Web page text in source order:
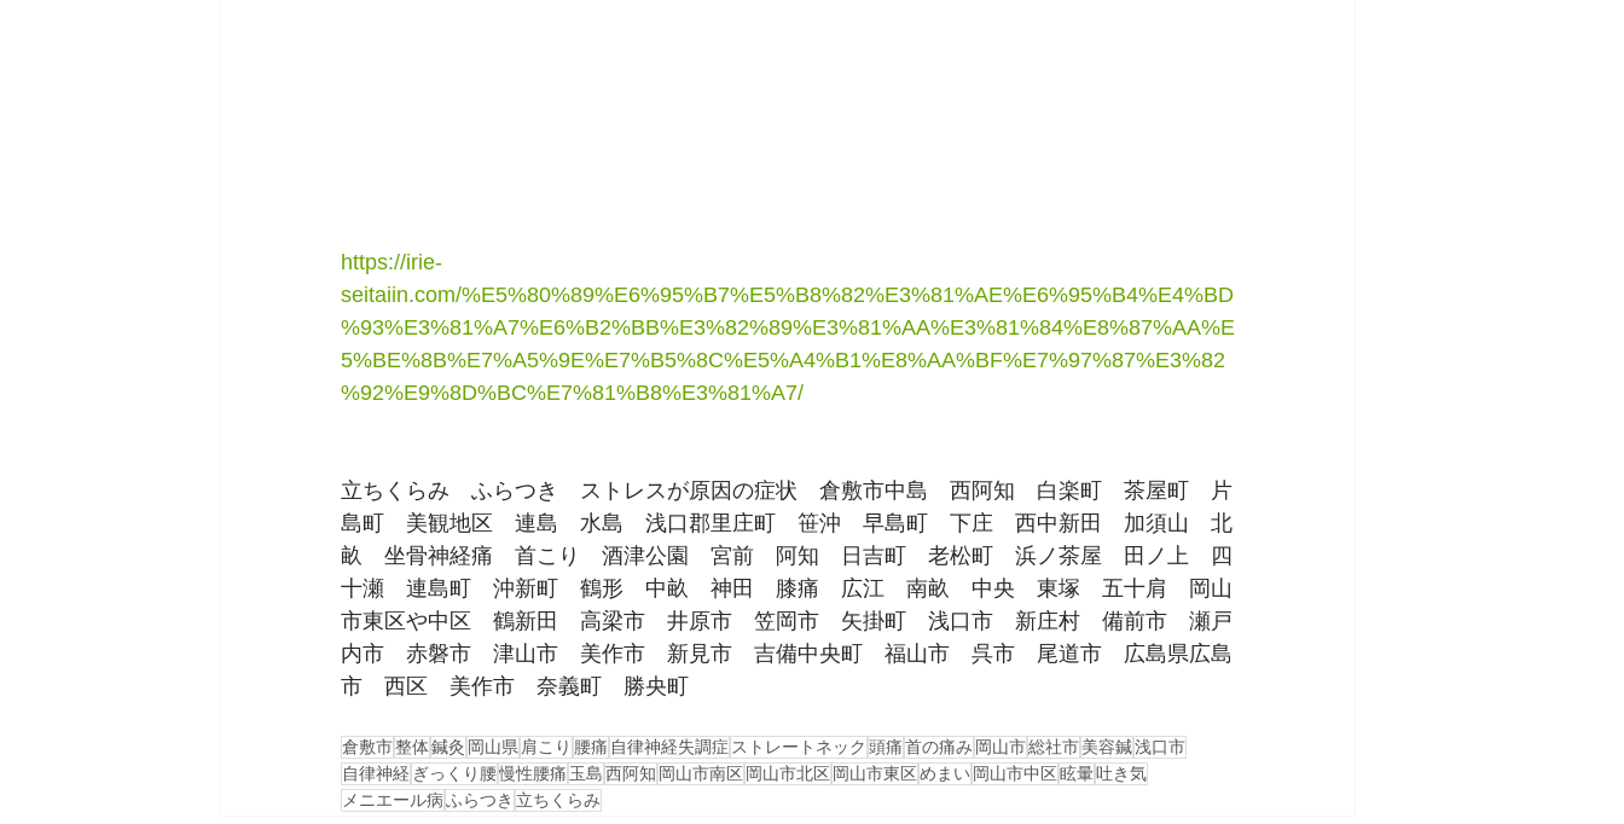
https://irie-
seitaiin.com/%E5%80%89%E6%95%B7%E5%B8%82%E3%81%AE%E6%95%B4%E4%BD
%93%E3%81%A7%E6%B2%BB%E3%82%89%E3%81%AA%E3%81%84%E8%87%AA%E
5%BE%8B%E7%A5%9E%E7%B5%8C%E5%A4%B1%E8%AA%BF%E7%97%87%E3%82
%92%E9%8D%BC%E7%81%B8%E3%81%A7/
立ちくらみ　ふらつき　ストレスが原因の症状　倉敷市中島　西阿知　白楽町　茶屋町　片
島町　美観地区　連島　水島　浅口郡里庄町　笹沖　早島町　下庄　西中新田　加須山　北
畝　坐骨神経痛　首こり　酒津公園　宮前　阿知　日吉町　老松町　浜ノ茶屋　田ノ上　四
十瀬　連島町　沖新町　鶴形　中畝　神田　膝痛　広江　南畝　中央　東塚　五十肩　岡山
市東区や中区　鶴新田　高梁市　井原市　笠岡市　矢掛町　浅口市　新庄村　備前市　瀬戸
内市　赤磐市　津山市　美作市　新見市　吉備中央町　福山市　呉市　尾道市　広島県広島
市　西区　美作市　奈義町　勝央町
倉敷市整体鍼灸 岡山県肩こり 腰痛 自律神経失調症 ストレートネック 頭痛首の痛み 岡山市総社市美容鍼浅口市
自律神経 ぎっくり腰慢性腰痛 玉島西阿知 岡山市南区 岡山市北区 岡山市東区めまい 岡山市中区眩暈吐き気
メニエール病ふらつき 立ちくらみ